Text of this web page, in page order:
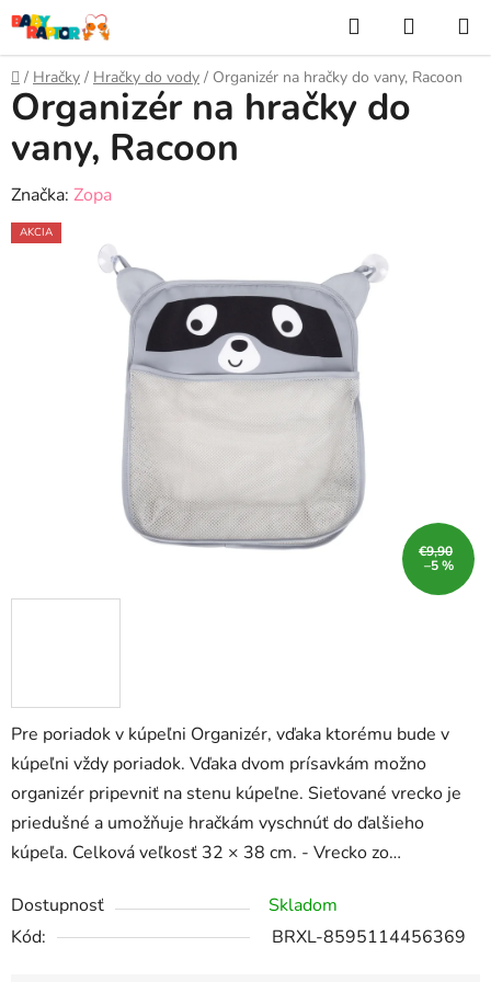
Prejsť
na
obsah
Hľadať
KOŠÍK
Domov
/ Hračky / Hračky do vody / Organizér na hračky do vany, Racoon
Pre poriadok v kúpeľni Organizér, vďaka ktorému bude v
kúpeľni vždy poriadok. Vďaka dvom prísavkám možno
organizér pripevniť na stenu kúpeľne. Sieťované vrecko je
priedušné a umožňuje hračkám vyschnúť do ďalšieho
kúpeľa. Celková veľkosť 32 × 38 cm. - Vrecko zo…
Dostupnosť
Skladom
Kód:
BRXL-8595114456369
Organizér na hračky do
vany, Racoon
Značka: Zopa
AKCIA
€9,90
–5 %